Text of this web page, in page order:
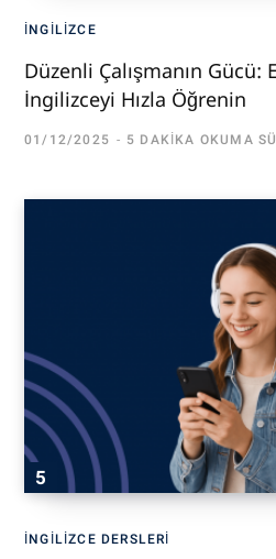
İNGILIZCE
Düzenli Çalışmanın Gücü:
İngilizceyi Hızla Öğrenin
01/12/2025 5 DAKIKA OKUMA
İNGILIZCE DERSLERI